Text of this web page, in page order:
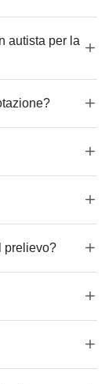
autista per la
prelievo?